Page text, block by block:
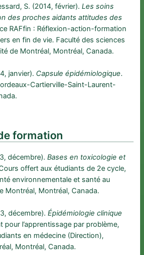
S. (2014, février).Les soins
des proches aidants attitudes des
RAFfin : Réflexion-action-formation
en fin de vie. Faculté des sciences
de Montréal, Montréal, Canada.
janvier). Capsule épidémiologique.
Cartierville-Saint-Laurent-
formation
décembre).Bases en toxicologie et
offert aux étudiants de 2e cycle,
environnementale et santé au
Montréal, Montréal, Canada.
décembre).Épidémiologie clinique
pour l’apprentissage par problème,
en médecine (Direction),
Montréal, Canada.